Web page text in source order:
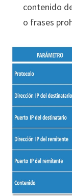
contenido
o frases